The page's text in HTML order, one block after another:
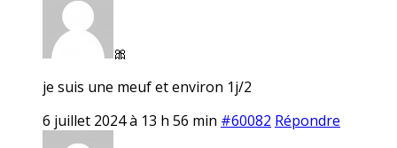
🎀
je suis une meuf et environ 1j/2
6 juillet 2024 à 13 h 56 min #60082 Répondre